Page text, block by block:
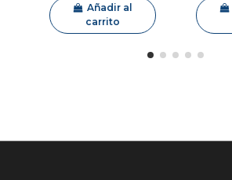
Añadir al
carrito